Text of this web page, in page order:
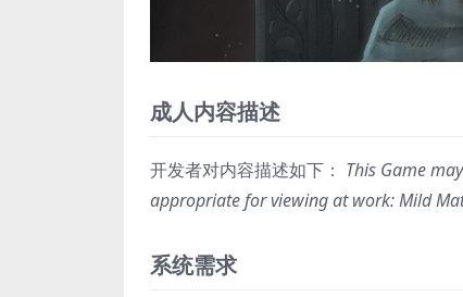
成人内容描述
开发者对内容描述如下： This Game
appropriate for viewing at work: Mild
系统需求